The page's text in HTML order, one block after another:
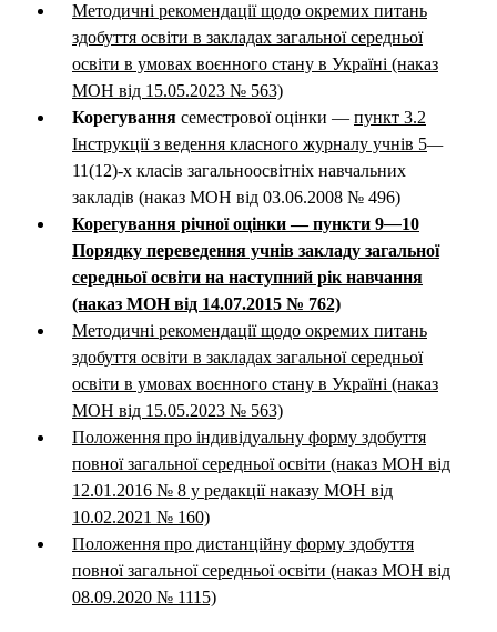
Методичні рекомендації щодо окремих питань
здобуття освіти в закладах загальної середньої
освіти в умовах воєнного стану в Україні (наказ
МОН від 15.05.2023 № 563)
Корегування семестрової оцінки — пункт 3.2
Інструкції з ведення класного журналу учнів 5—
11(12)-х класів загальноосвітніх навчальних
закладів (наказ МОН від 03.06.2008 № 496)
Корегування річної оцінки — пункти 9—10
Порядку переведення учнів закладу загальної
середньої освіти на наступний рік навчання
(наказ МОН від 14.07.2015 № 762)
Методичні рекомендації щодо окремих питань
здобуття освіти в закладах загальної середньої
освіти в умовах воєнного стану в Україні (наказ
МОН від 15.05.2023 № 563)
Положення про індивідуальну форму здобуття
повної загальної середньої освіти (наказ МОН від
12.01.2016 № 8 у редакції наказу МОН від
10.02.2021 № 160)
Положення про дистанційну форму здобуття
повної загальної середньої освіти (наказ МОН від
08.09.2020 № 1115)